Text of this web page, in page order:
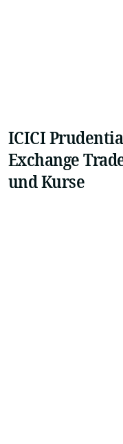
ICICI
Exchange
und Kurse